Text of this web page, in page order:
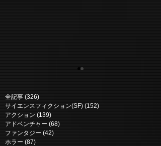
全記事 (326)
サイエンスフィクション(SF) (152)
アクション (139)
アドベンチャー (68)
ファンタジー (42)
ホラー (87)